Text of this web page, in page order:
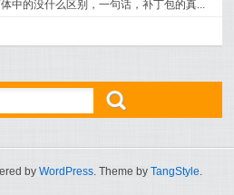
中的没什么区别，一句话，补丁包的真...
ő
by WordPress. Theme by TangStyle.